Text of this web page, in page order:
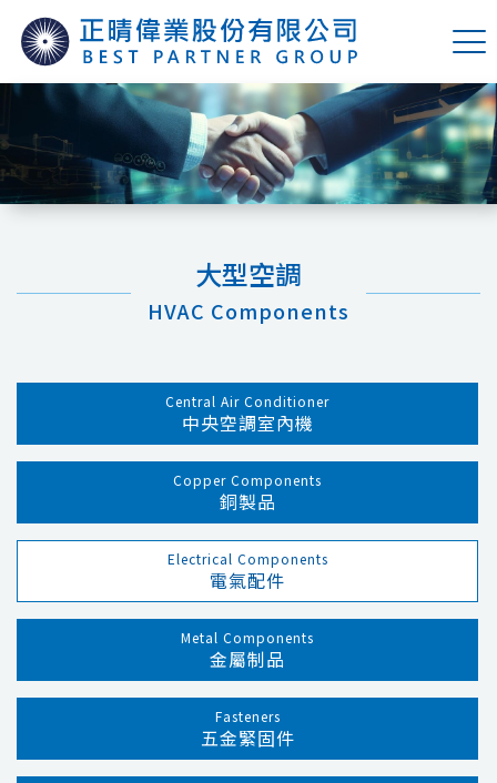
大型空調
HVAC Components
Central Air Conditioner
中央空調室內機
Copper Components
銅製品
Electrical Components
電氣配件
Metal Components
金屬制品
Fasteners
五金緊固件